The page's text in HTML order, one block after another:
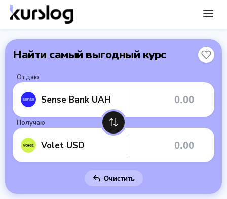
Найти самый выгодный курс
Отдаю
Sense Bank UAH
Получаю
Volet USD
Очистить